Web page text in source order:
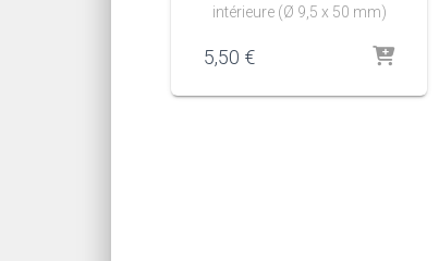
intérieure (Ø 9,5 x 50 mm)
5,50 €